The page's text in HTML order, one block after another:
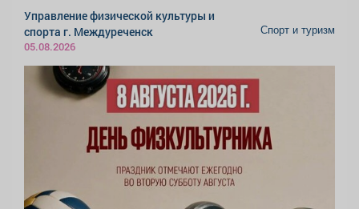
Управление физической культуры и
спорта г. Междуреченск
05.08.2026
Спорт и туризм